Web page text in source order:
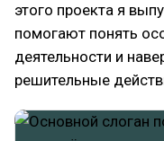
этого проекта я
помогают понять
деятельности и
решительные